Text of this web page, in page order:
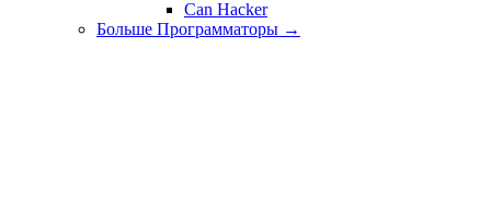
Can Hacker
Больше Программаторы →